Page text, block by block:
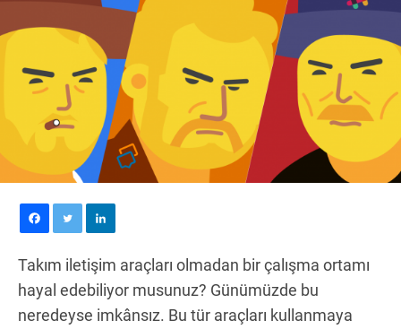
Takım iletişim araçları olmadan bir çalışma ortamı
hayal edebiliyor musunuz? Günümüzde bu
neredeyse imkânsız. Bu tür araçları kullanmaya